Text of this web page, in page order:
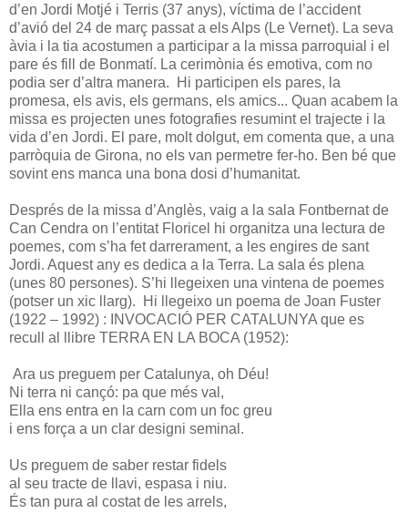
d’en Jordi Motjé i Terris (37 anys), víctima de l’accident
d’avió del 24 de març passat a els Alps (Le Vernet). La seva
àvia i la tia acostumen a participar a la missa parroquial i el
pare és fill de Bonmatí. La cerimònia és emotiva, com no
podia ser d’altra manera. Hi participen els pares, la
promesa, els avis, els germans, els amics... Quan acabem la
missa es projecten unes fotografies resumint el trajecte i la
vida d’en Jordi. El pare, molt dolgut, em comenta que, a una
parròquia de Girona, no els van permetre fer-ho. Ben bé que
sovint ens manca una bona dosi d’humanitat.
Després de la missa d’Anglès, vaig a la sala Fontbernat de
Can Cendra on l’entitat Floricel hi organitza una lectura de
poemes, com s’ha fet darrerament, a les engires de sant
Jordi. Aquest any es dedica a la Terra. La sala és plena
(unes 80 persones). S’hi llegeixen una vintena de poemes
(potser un xic llarg). Hi llegeixo un poema de Joan Fuster
(1922 – 1992) : INVOCACIÓ PER CATALUNYA que es
recull al llibre TERRA EN LA BOCA (1952):
Ara us preguem per Catalunya, oh Déu!
Ni terra ni cançó: pa que més val,
Ella ens entra en la carn com un foc greu
i ens força a un clar designi seminal.
Us preguem de saber restar fidels
al seu tracte de llavi, espasa i niu.
És tan pura al costat de les arrels,